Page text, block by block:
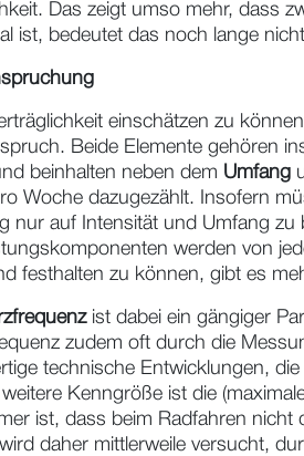
Das zeigt umso mehr, dass
ist, bedeutet das noch lange
einschätzen zu
Beide Elemente gehören
beinhalten neben dem Umfang
Woche dazugezählt. Insofern
nur auf Intensität und Umfang
werden von
festhalten zu können, gibt es
ist dabei ein gängiger
zudem oft durch die
technische Entwicklungen,
Kenngröße ist die
ist, dass beim Radfahren
daher mittlerweile versucht,